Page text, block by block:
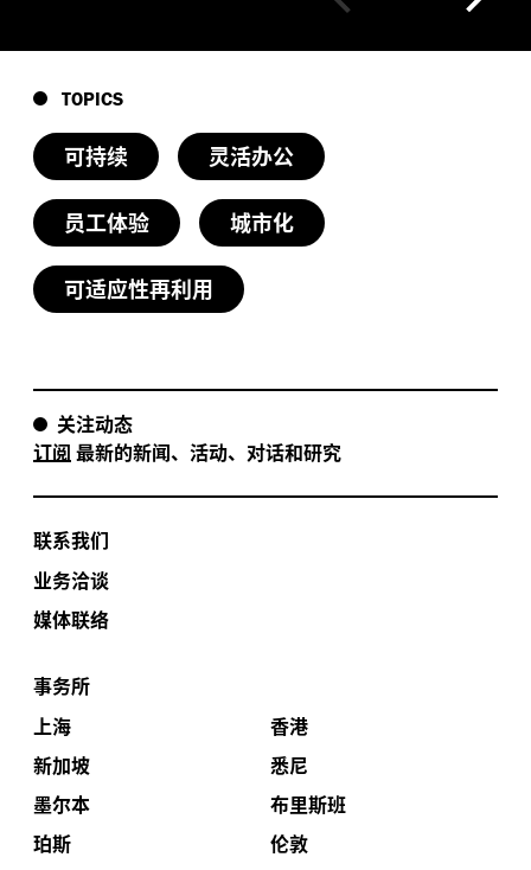
TOPICS
可持续 灵活办公
员工体验 城市化
可适应性再利用
关注动态
订阅 最新的新闻、活动、对话和研究
联系我们
业务洽谈
媒体联络
事务所
上海
香港
新加坡
悉尼
墨尔本
布里斯班
珀斯
伦敦